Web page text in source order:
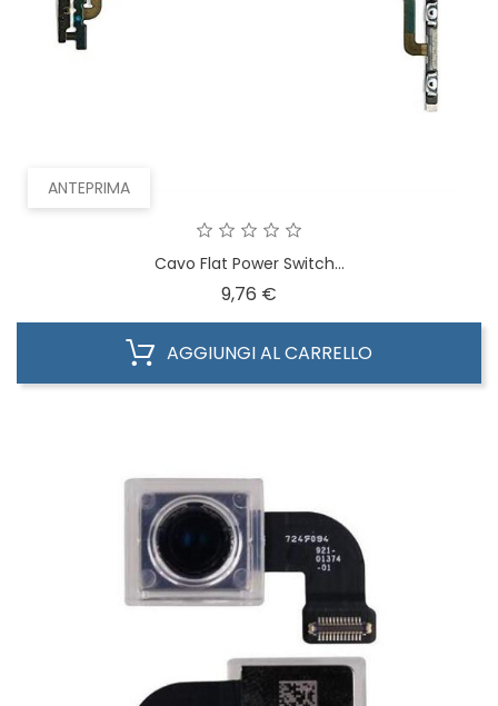
ANTEPRIMA
Cavo Flat Power Switch...
9,76 €
AGGIUNGI AL CARRELLO